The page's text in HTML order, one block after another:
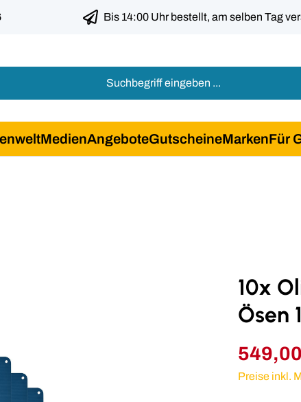
Bis 14:00 Uhr bestellt, am selben Tag
MedienAngeboteGutscheineMarkenFür
10x
Ösen
Preise inkl.